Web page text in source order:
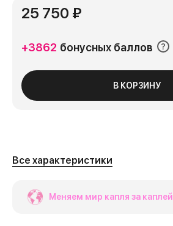
25 750 ₽
+3862 бонусных баллов
В КОРЗИНУ
Все характеристики
Меняем мир капля за каплей